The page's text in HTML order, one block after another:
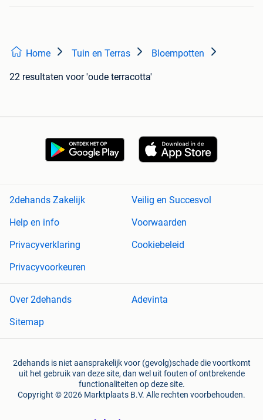
Home Tuin en Terras Bloempotten
22 resultaten voor 'oude terracotta'
2dehands Zakelijk
Veilig en Succesvol
Help en info
Voorwaarden
Privacyverklaring
Cookiebeleid
Privacyvoorkeuren
Over 2dehands
Adevinta
Sitemap
2dehands is niet aansprakelijk voor (gevolg)schade die voortkomt
uit het gebruik van deze site, dan wel uit fouten of ontbrekende
functionaliteiten op deze site.
Copyright © 2026 Marktplaats B.V. Alle rechten voorbehouden.